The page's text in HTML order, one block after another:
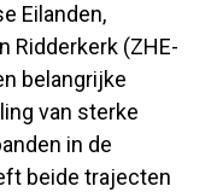
Eilanden,
Ridderkerk (ZHE-
belangrijke
van sterke
in de
beide trajecten